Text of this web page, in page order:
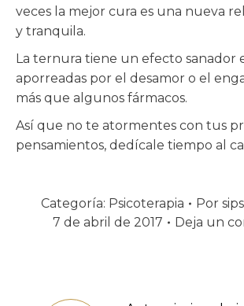
veces la mejor cura es una nueva
y tranquila.
La ternura tiene un efecto sanador
aporreadas por el desamor o el
más que algunos fármacos.
Así que no te atormentes con tus
pensamientos, dedícale tiempo al
Categoría: Psicoterapia Por
7 de abril de 2017
Deja un